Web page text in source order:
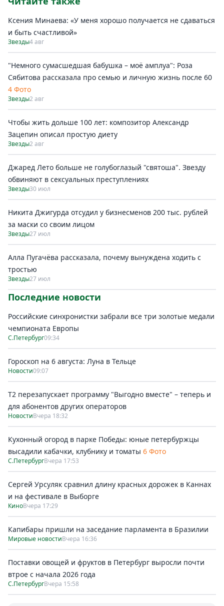
Ксения Минаева: «У меня хорошо получается не сдаваться
и быть счастливой»
Звезды4 авг
"Немного сумасшедшая бабушка – моё амплуа": Роза
Сябитова рассказала про семью и личную жизнь после 60
4 Фото
Звезды2 авг
Чтобы жить дольше 100 лет: композитор Александр
Зацепин описал простую диету
Звезды2 авг
Джаред Лето больше не голубоглазый "святоша". Звезду
обвиняют в сексуальных преступлениях
Звезды30 июл
Никита Джигурда отсудил у бизнесменов 200 тыс. рублей
за маски со своим лицом
Звезды27 июл
Алла Пугачёва рассказала, почему вынуждена ходить с
тростью
Звезды27 июл
Последние новости
Российские синхронистки забрали все три золотые медали
чемпионата Европы
С.Петербург09:34
Гороскоп на 6 августа: Луна в Тельце
Новости09:07
Т2 перезапускает программу "Выгодно вместе" – теперь и
для абонентов других операторов
НовостиВчера 18:32
Кухонный огород в парке Победы: юные петербуржцы
высадили кабачки, клубнику и томаты 6 Фото
С.ПетербургВчера 17:53
Сергей Урсуляк сравнил длину красных дорожек в Каннах
и на фестивале в Выборге
КиноВчера 17:29
Капибары пришли на заседание парламента в Бразилии
Мировые новостиВчера 16:36
Поставки овощей и фруктов в Петербург выросли почти
втрое с начала 2026 года
С.ПетербургВчера 15:58